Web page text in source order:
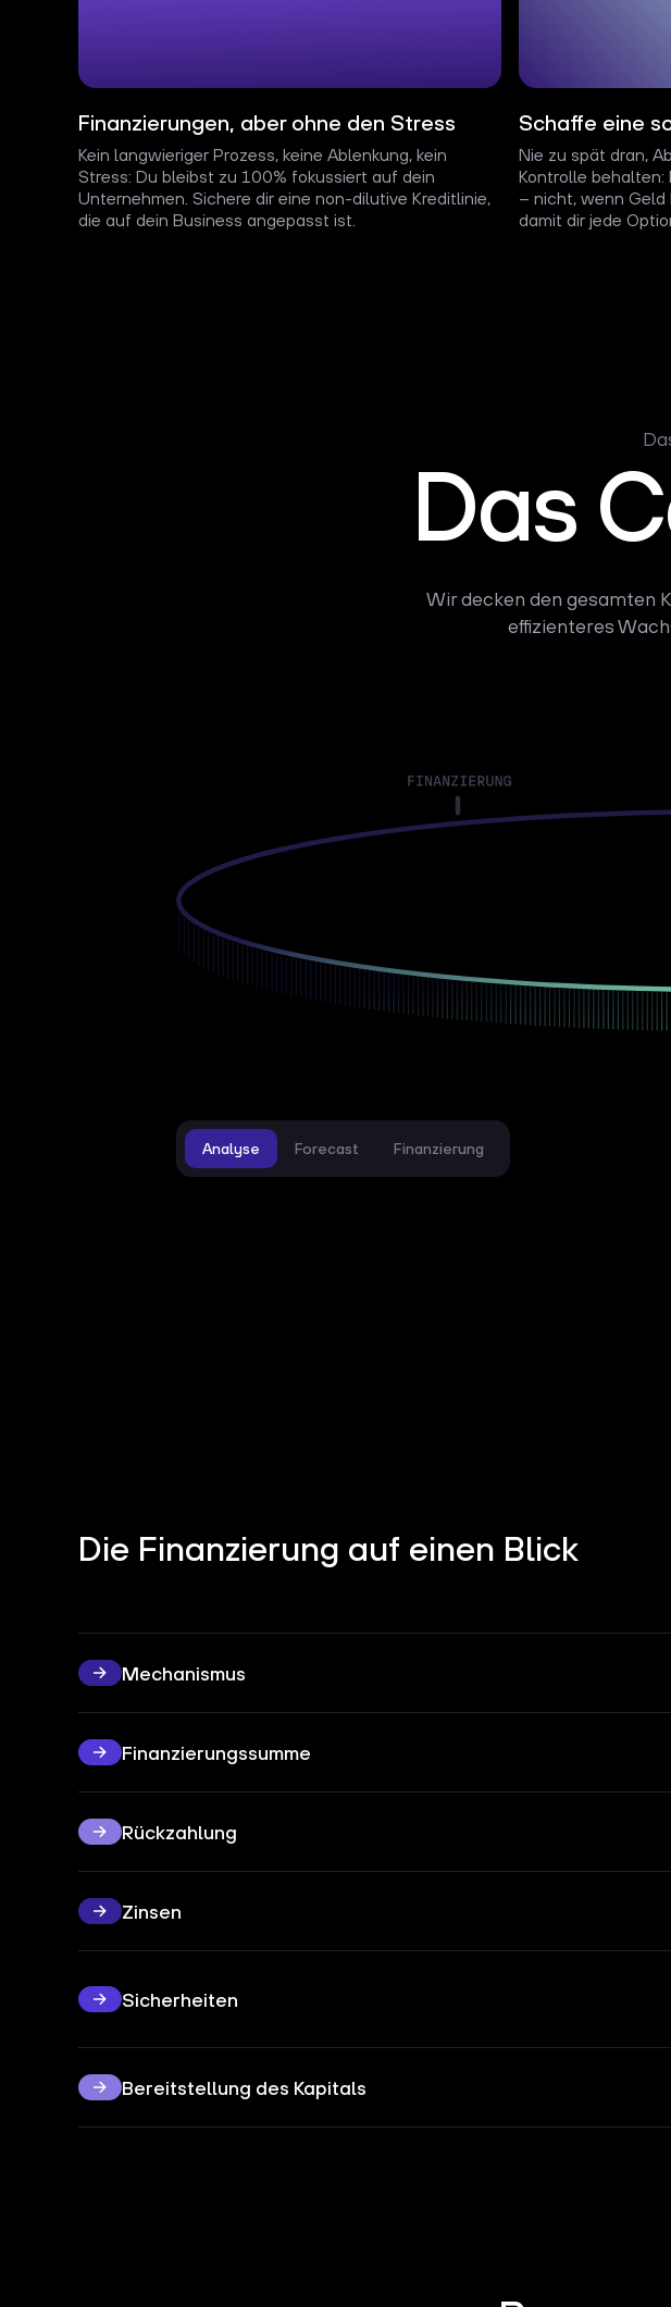
Finanzierungen, aber ohne den Stress
Kein langwieriger Prozess, keine Ablenkung, kein
Stress: Du bleibst zu 100% fokussiert auf dein
Unternehmen. Sichere dir eine non-dilutive Kreditlinie,
die auf dein Business angepasst ist.
Schaffe eine
Nie zu spät dran,
Kontrolle behalten:
– nicht, wenn Geld
damit dir jede
Das
Wir decken den gesamten
effizienteres
Analyse Forecast Finanzierung
Die Finanzierung auf einen Blick
Mechanismus
Finanzierungssumme
Rückzahlung
Zinsen
Sicherheiten
Bereitstellung des Kapitals